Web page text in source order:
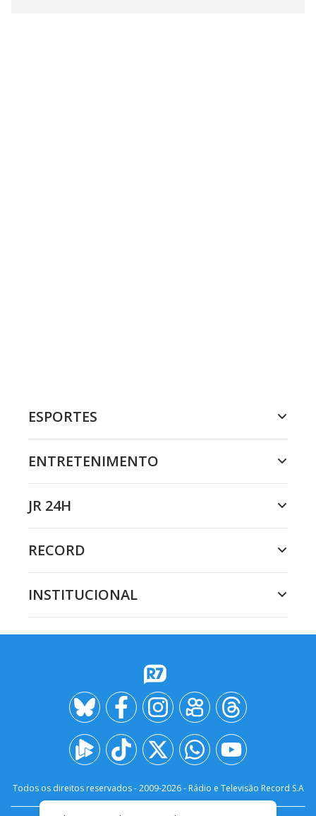
ESPORTES
ENTRETENIMENTO
JR 24H
RECORD
INSTITUCIONAL
Todos os direitos reservados - 2009-2026- Rádio e Televisão Record S.A